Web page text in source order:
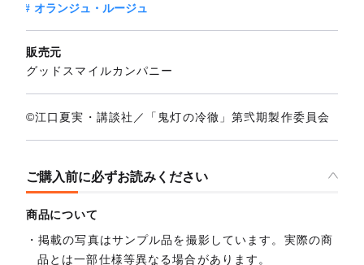
オランジュ・ルージュ
販売元
グッドスマイルカンパニー
©江口夏実・講談社／「鬼灯の冷徹」第弐期製作委員会
ご購入前に必ずお読みください
商品について
掲載の写真はサンプル品を撮影しています。実際の商
品とは一部仕様等異なる場合があります。